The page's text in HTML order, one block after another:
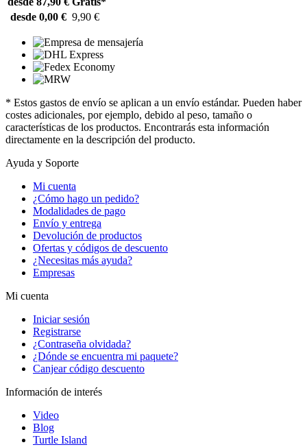
desde 0,00 € 9,90 €
* Estos gastos de envío se aplican a un envío estándar. Pueden haber
costes adicionales, por ejemplo, debido al peso, tamaño o
características de los productos. Encontrarás esta información
directamente en la descripción del producto.
Ayuda y Soporte
Mi cuenta
¿Cómo hago un pedido?
Modalidades de pago
Envío y entrega
Devolución de productos
Ofertas y códigos de descuento
¿Necesitas más ayuda?
Empresas
Mi cuenta
Iniciar sesión
Registrarse
¿Contraseña olvidada?
¿Dónde se encuentra mi paquete?
Canjear código descuento
Información de interés
Video
Blog
Turtle Island